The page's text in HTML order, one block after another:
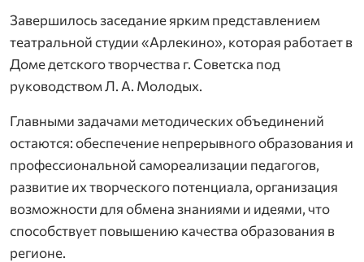
Завершилось заседание ярким представлением
театральной студии «Арлекино», которая работает в
Доме детского творчества г. Советска под
руководством Л. А. Молодых.
Главными задачами методических объединений
остаются: обеспечение непрерывного образования и
профессиональной самореализации педагогов,
развитие их творческого потенциала, организация
возможности для обмена знаниями и идеями, что
способствует повышению качества образования в
регионе.